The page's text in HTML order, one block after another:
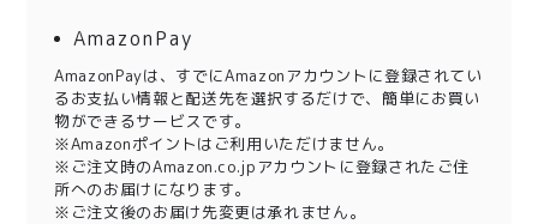
AmazonPay
AmazonPayは、すでにAmazonアカウントに登録されてい
るお支払い情報と配送先を選択するだけで、簡単にお買い
物ができるサービスです。
※Amazonポイントはご利用いただけません。
※ご注文時のAmazon.co.jpアカウントに登録されたご住
所へのお届けになります。
※ご注文後のお届け先変更は承れません。